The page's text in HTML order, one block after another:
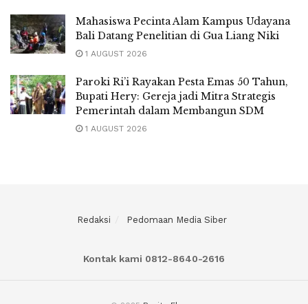
Mahasiswa Pecinta Alam Kampus Udayana
Bali Datang Penelitian di Gua Liang Niki
1 AUGUST 2026
Paroki Ri’i Rayakan Pesta Emas 50 Tahun,
Bupati Hery: Gereja jadi Mitra Strategis
Pemerintah dalam Membangun SDM
1 AUGUST 2026
Redaksi Pedomaan Media Siber
Kontak kami 0812-8640-2616